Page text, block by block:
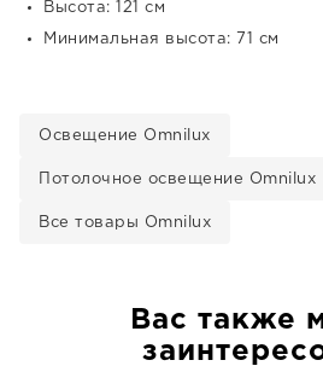
Высота: 121 см
Минимальная высота: 71 см
Освещение Omnilux
Потолочное освещение Omnilux
Все товары Omnilux
Вас также